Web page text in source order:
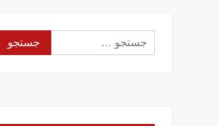
جستجو
برای: